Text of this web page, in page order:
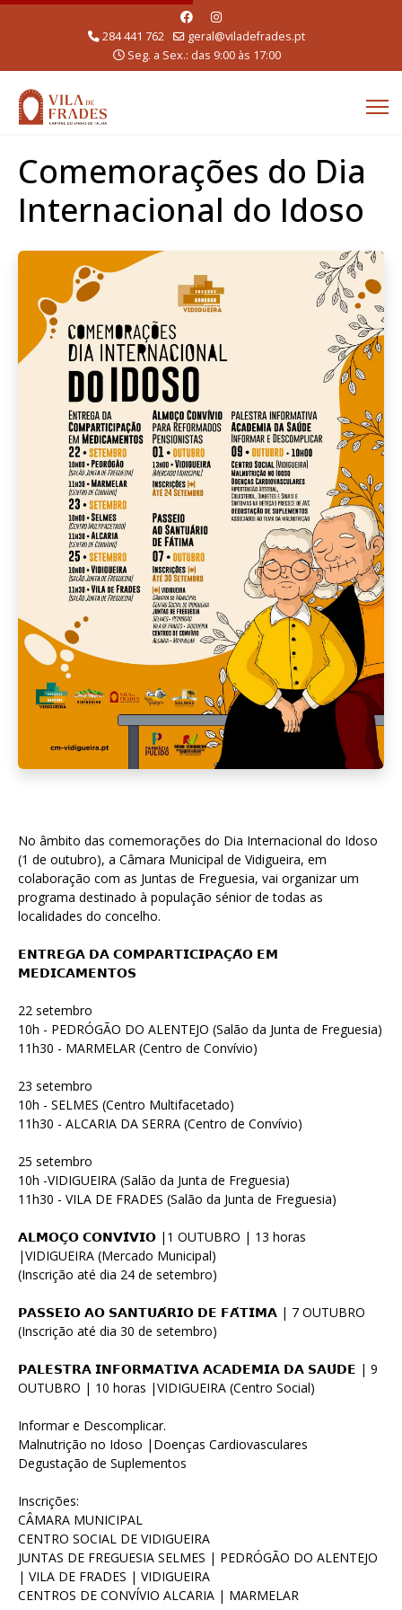
284 441 762
geral@viladefrades.pt
Seg. a Sex.: das 9:00 às 17:00
Comemorações do Dia
Internacional do Idoso
No âmbito das comemorações do Dia Internacional do Idoso
(1 de outubro), a Câmara Municipal de Vidigueira, em
colaboração com as Juntas de Freguesia, vai organizar um
programa destinado à população sénior de todas as
localidades do concelho.
𝗘𝗡𝗧𝗥𝗘𝗚𝗔 𝗗𝗔 𝗖𝗢𝗠𝗣𝗔𝗥𝗧𝗜𝗖𝗜𝗣𝗔𝗖̧𝗔̃𝗢 𝗘𝗠
𝗠𝗘𝗗𝗜𝗖𝗔𝗠𝗘𝗡𝗧𝗢𝗦
22 setembro
10h - PEDRÓGÃO DO ALENTEJO (Salão da Junta de Freguesia)
11h30 - MARMELAR (Centro de Convívio)
23 setembro
10h - SELMES (Centro Multifacetado)
11h30 - ALCARIA DA SERRA (Centro de Convívio)
25 setembro
10h -VIDIGUEIRA (Salão da Junta de Freguesia)
11h30 - VILA DE FRADES (Salão da Junta de Freguesia)
𝗔𝗟𝗠𝗢𝗖̧𝗢 𝗖𝗢𝗡𝗩𝗜́𝗩𝗜𝗢 |1 OUTUBRO | 13 horas
|VIDIGUEIRA (Mercado Municipal)
(Inscrição até dia 24 de setembro)
𝗣𝗔𝗦𝗦𝗘𝗜𝗢 𝗔𝗢 𝗦𝗔𝗡𝗧𝗨𝗔́𝗥𝗜𝗢 𝗗𝗘 𝗙𝗔́𝗧𝗜𝗠𝗔 | 7 OUTUBRO
(Inscrição até dia 30 de setembro)
𝗣𝗔𝗟𝗘𝗦𝗧𝗥𝗔 𝗜𝗡𝗙𝗢𝗥𝗠𝗔𝗧𝗜𝗩𝗔 𝗔𝗖𝗔𝗗𝗘𝗠𝗜𝗔 𝗗𝗔 𝗦𝗔𝗨́𝗗𝗘 | 9
OUTUBRO | 10 horas |VIDIGUEIRA (Centro Social)
Informar e Descomplicar.
Malnutrição no Idoso |Doenças Cardiovasculares
Degustação de Suplementos
Inscrições:
CÂMARA MUNICIPAL
CENTRO SOCIAL DE VIDIGUEIRA
JUNTAS DE FREGUESIA SELMES | PEDRÓGÃO DO ALENTEJO
| VILA DE FRADES | VIDIGUEIRA
CENTROS DE CONVÍVIO ALCARIA | MARMELAR